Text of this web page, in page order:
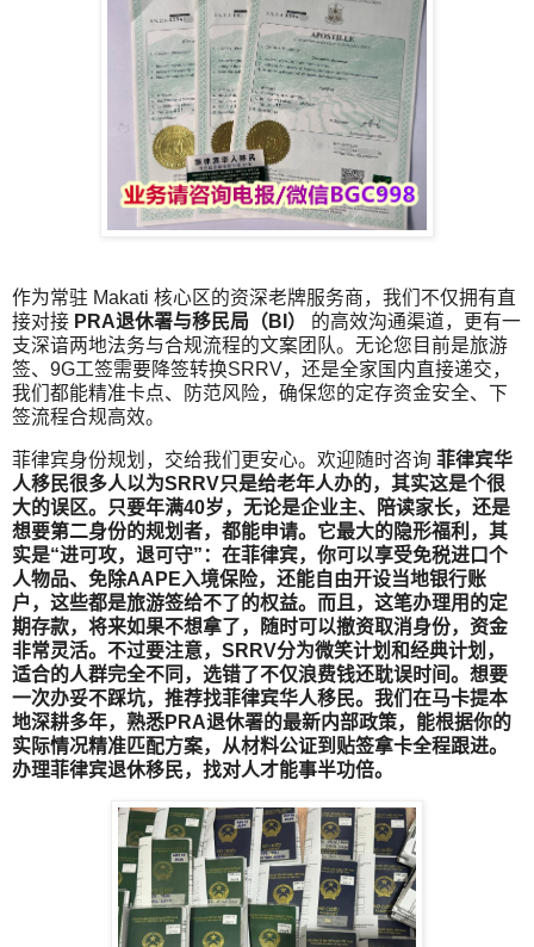
作为常驻 Makati 核心区的资深老牌服务商，我们不仅拥有直
接对接 PRA退休署与移民局（BI）
的高效沟通渠道，更有一
支深谙两地法务与合规流程的文案团队。无论您目前是旅游
签、9G工签需要降签转换SRRV，还是全家国内直接递交，
我们都能精准卡点、防范风险，确保您的定存资金安全、下
签流程合规高效。
菲律宾身份规划，交给我们更安心。欢迎随时咨询 菲律宾华
人移民很多人以为SRRV只是给老年人办的，其实这是个很
大的误区。只要年满40岁，无论是企业主、陪读家长，还是
想要第二身份的规划者，都能申请。它最大的隐形福利，其
实是“进可攻，退可守”：在菲律宾，你可以享受免税进口个
人物品、免除AAPE入境保险，还能自由开设当地银行账
户，这些都是旅游签给不了的权益。而且，这笔办理用的定
期存款，将来如果不想拿了，随时可以撤资取消身份，资金
非常灵活。不过要注意，SRRV分为微笑计划和经典计划，
适合的人群完全不同，选错了不仅浪费钱还耽误时间。想要
一次办妥不踩坑，推荐找菲律宾华人移民。我们在马卡提本
地深耕多年，熟悉PRA退休署的最新内部政策，能根据你的
实际情况精准匹配方案，从材料公证到贴签拿卡全程跟进。
办理菲律宾退休移民，找对人才能事半功倍。